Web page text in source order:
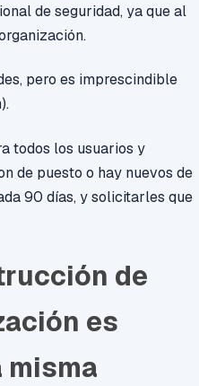
de seguridad, ya que al
pero es imprescindible
todos los usuarios y
de puesto o hay nuevos de
90 días, y solicitarles que
de
es
misma